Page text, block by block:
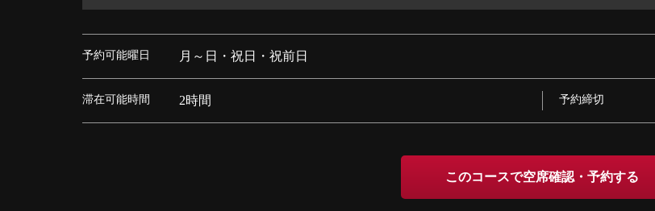
予約可能曜日 月～日・祝日・祝前日
滞在可能時間 2時間 予約締切
このコースで空席確認・予約する